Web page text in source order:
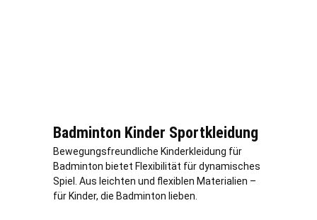
Badminton Kinder Sportkleidung
Bewegungsfreundliche Kinderkleidung für
Badminton bietet Flexibilität für dynamisches
Spiel. Aus leichten und flexiblen Materialien –
für Kinder, die Badminton lieben.